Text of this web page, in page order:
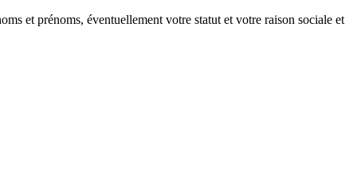
et prénoms, éventuellement votre statut et votre raison sociale et